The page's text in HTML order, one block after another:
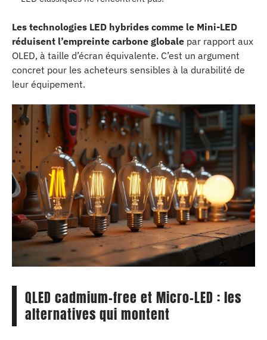
Les technologies LED hybrides comme le Mini-LED
réduisent l’empreinte carbone globale par rapport aux
OLED, à taille d’écran équivalente. C’est un argument
concret pour les acheteurs sensibles à la durabilité de
leur équipement.
QLED cadmium-free et Micro-LED : les
alternatives qui montent